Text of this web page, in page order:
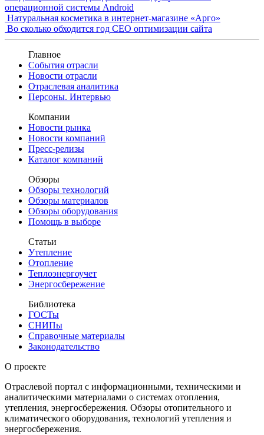
операционной системы Android
Натуральная косметика в интернет-магазине «Арго»
Во сколько обходится год СЕО оптимизации сайта
Главное
События отрасли
Новости отрасли
Отраслевая аналитика
Персоны. Интервью
Компании
Новости рынка
Новости компаний
Пресс-релизы
Каталог компаний
Обзоры
Обзоры технологий
Обзоры материалов
Обзоры оборудования
Помощь в выборе
Статьи
Утепление
Отопление
Теплоэнергоучет
Энергосбережение
Библиотека
ГОСТы
СНИПы
Справочные материалы
Законодательство
О проекте
Отраслевой портал с информационными, техническими и
аналитическими материалами о системах отопления,
утепления, энергосбережения. Обзоры отопительного и
климатического оборудования, технологий утепления и
энергосбережения.